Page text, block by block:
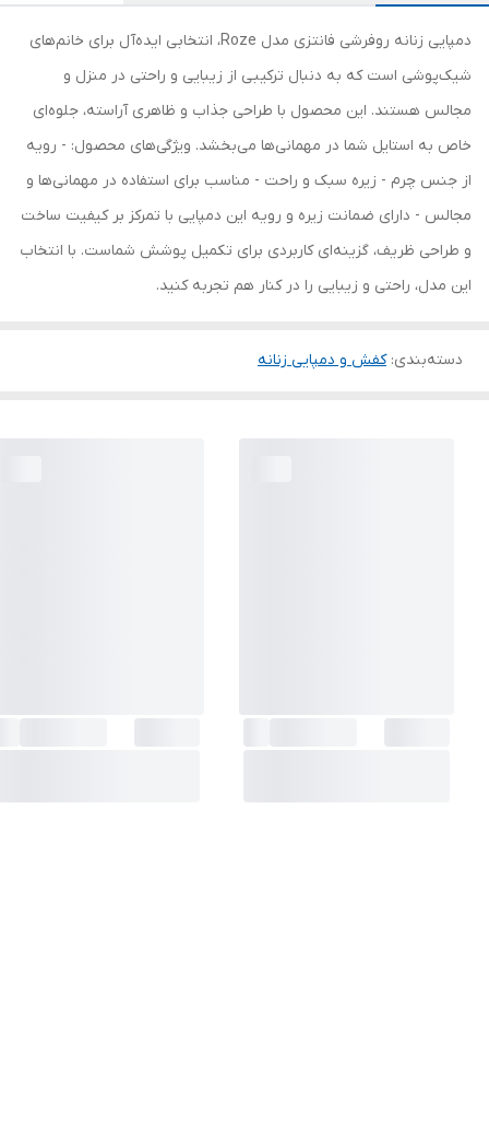
دمپایی زنانه روفرشی فانتزی مدل Roze، انتخابی ایده‌آل برای خانم‌های
شیک‌پوشی است که به دنبال ترکیبی از زیبایی و راحتی در منزل و
مجالس هستند. این محصول با طراحی جذاب و ظاهری آراسته، جلوه‌ای
خاص به استایل شما در مهمانی‌ها می‌بخشد. ویژگی‌های محصول: - رویه
از جنس چرم - زیره سبک و راحت - مناسب برای استفاده در مهمانی‌ها و
مجالس - دارای ضمانت زیره و رویه این دمپایی با تمرکز بر کیفیت ساخت
و طراحی ظریف، گزینه‌ای کاربردی برای تکمیل پوشش شماست. با انتخاب
این مدل، راحتی و زیبایی را در کنار هم تجربه کنید.
دسته‌بندی:کفش و دمپایی زنانه